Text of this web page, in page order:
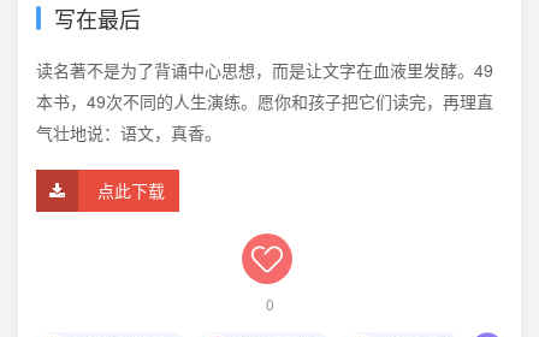
写在最后
读名著不是为了背诵中心思想，而是让文字在血液里发酵。49
本书，49次不同的人生演练。愿你和孩子把它们读完，再理直
气壮地说：语文，真香。
点此下载
0